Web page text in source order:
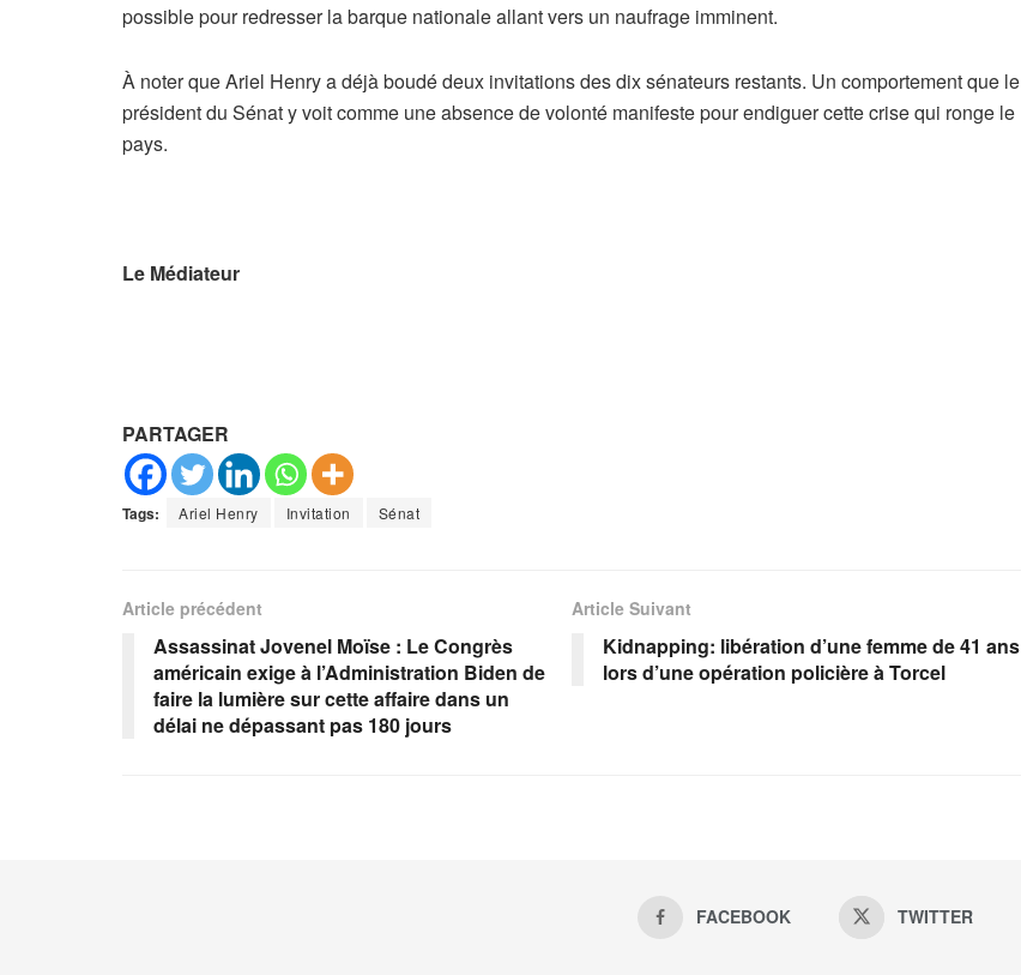
possible pour redresser la barque nationale allant vers un naufrage imminent.
À noter que Ariel Henry a déjà boudé deux invitations des dix sénateurs restants. Un comportement que le
président du Sénat y voit comme une absence de volonté manifeste pour endiguer cette crise qui ronge le
pays.
Le Médiateur
PARTAGER
Tags: Ariel Henry Invitation Sénat
Article précédent
Assassinat Jovenel Moïse : Le Congrès
américain exige à l’Administration Biden de
faire la lumière sur cette affaire dans un
délai ne dépassant pas 180 jours
Article Suivant
Kidnapping: libération d’une femme de 41 ans
lors d’une opération policière à Torcel
FACEBOOK TWITTER